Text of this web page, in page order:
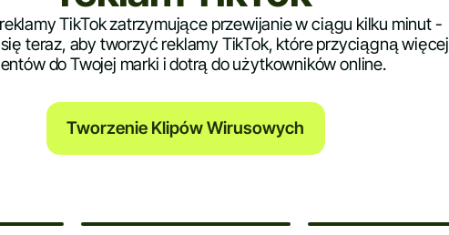
TikTok zatrzymujące przewijanie w ciągu kilku minut -
teraz, aby tworzyć reklamy TikTok, które przyciągną więcej
do Twojej marki i dotrą do użytkowników online.
Tworzenie Klipów Wirusowych